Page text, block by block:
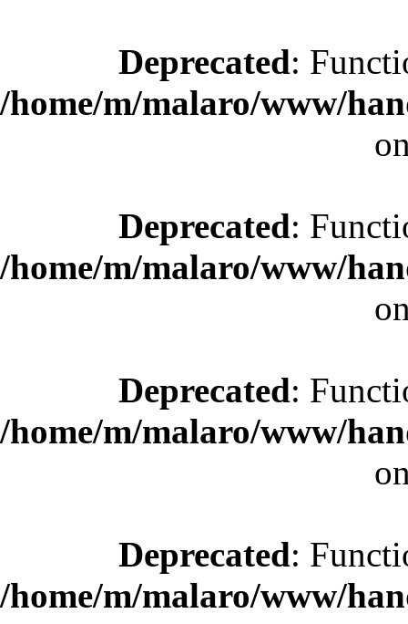
Deprecated:
/home/m/malaro/www/
Deprecated:
/home/m/malaro/www/
Deprecated:
/home/m/malaro/www/
Deprecated:
/home/m/malaro/www/